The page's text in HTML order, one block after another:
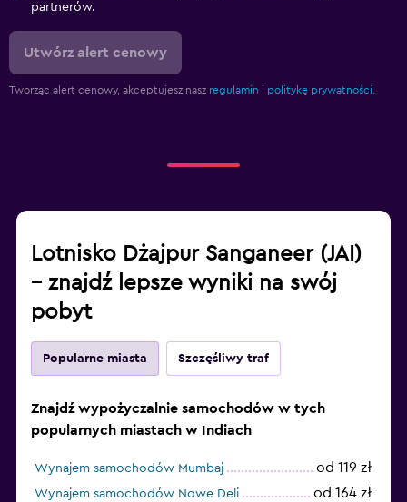
partnerów.
Utwórz alert cenowy
Tworząc alert cenowy, akceptujesz nasz regulamin i politykę prywatności.
Lotnisko Dżajpur Sanganeer (JAI)
– znajdź lepsze wyniki na swój
pobyt
Popularne miasta Szczęśliwy traf
Znajdź wypożyczalnie samochodów w tych
popularnych miastach w Indiach
Wynajem samochodów Mumbaj od 119 zł
Wynajem samochodów Nowe Deli od 164 zł